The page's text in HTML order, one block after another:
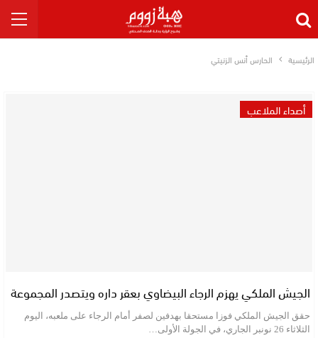
الرئيسية الحارس أنس الزنيتي
أصداء الملاعب
الجيش الملكي يهزم الرجاء البيضاوي بعقر داره ويتصدر المجموعة
حقق الجيش الملكي فوزا مستحقا بهدفين لصفر أمام الرجاء على ملعبه، اليوم
الثلاثاء 26 نونبر الجاري، في الجولة الأولى…